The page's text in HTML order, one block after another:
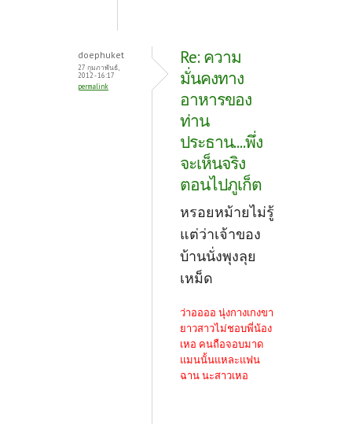
doephuket
27 กุมภาพันธ์,
2012 - 16:17
permalink
Re: ความ
มั่นคงทาง
อาหารของ
ท่าน
ประธาน....พึ่ง
จะเห็นจริง
ตอนไปภูเก็ต
หรอยหม้ายไม่รู้
แต่ว่าเจ้าของ
บ้านนั่งพุงลุย
เหม็ด
ว่าออออ นุ่งกางเกงขา
ยาวสาวไม่ชอบพี่น้อง
เหอ คนถือจอบมาด
แมนนั้นแหละแฟน
ฉาน นะสาวเหอ